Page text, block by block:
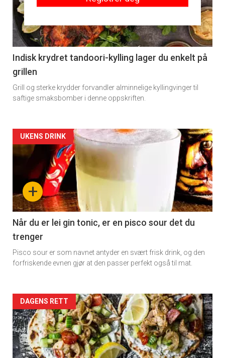
-
section
11
Indisk krydret tandoori-kylling lager du enkelt på
grillen
Grill og sterke krydder forvandler alminnelige kyllingvinger til
saftige smaksbomber i denne oppskriften.
Artikler
detail
section
11
Dagens
rett
+
UKENS DRINK
Når du er lei gin tonic, er en pisco sour det du
trenger
Pisco sour er som navnet antyder en svært frisk drink, og den
forfriskende evnen gjør at den passer perfekt også til mat.
Artikler
detail
-
DAGENS RETT